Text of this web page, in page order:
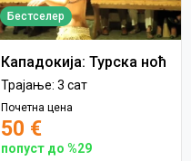
Бестселер
Кападокија: Турска ноћ
Трајање: 3 сат
Почетна цена
50 €
попуст до %29